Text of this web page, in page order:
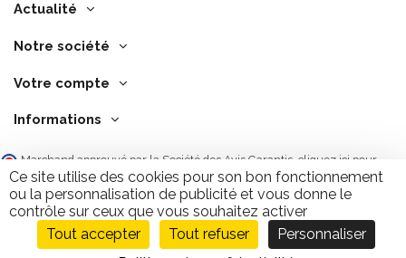
Ajouter au panier
Actualité
Notre société
Votre compte
Informations
Marchand approuvé par la Société des Avis Garantis, cliquez ici pour
vérifier .
/10
Ce site utilise des cookies pour son bon fonctionnement
ou la personnalisation de publicité et vous donne le
contrôle sur ceux que vous souhaitez activer
Tout accepter
Tout refuser
Personnaliser